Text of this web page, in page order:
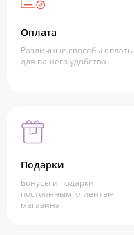
Оплата
Различные способы оплаты
для вашего удобства
Подарки
Бонусы и подарки
постоянным клиентам
магазина